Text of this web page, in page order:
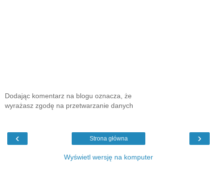
Dodając komentarz na blogu oznacza, że
wyrażasz zgodę na przetwarzanie danych
‹ ›
Strona główna
Wyświetl wersję na komputer